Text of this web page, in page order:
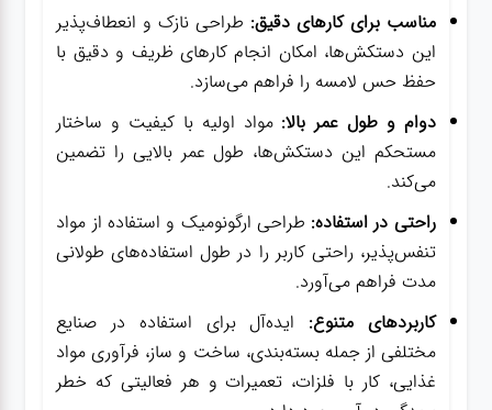
مناسب برای کارهای دقیق: طراحی نازک و انعطاف‌پذیر
این دستکش‌ها، امکان انجام کارهای ظریف و دقیق با
حفظ حس لامسه را فراهم می‌سازد.
دوام و طول عمر بالا: مواد اولیه با کیفیت و ساختار
مستحکم این دستکش‌ها، طول عمر بالایی را تضمین
می‌کند.
راحتی در استفاده: طراحی ارگونومیک و استفاده از مواد
تنفس‌پذیر، راحتی کاربر را در طول استفاده‌های طولانی
مدت فراهم می‌آورد.
کاربردهای متنوع: ایده‌آل برای استفاده در صنایع
مختلفی از جمله بسته‌بندی، ساخت و ساز، فرآوری مواد
غذایی، کار با فلزات، تعمیرات و هر فعالیتی که خطر